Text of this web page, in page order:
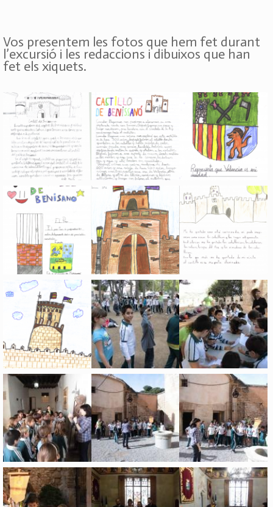
Vos presentem les fotos que hem fet durant
l’excursió i les redaccions i dibuixos que han
fet els xiquets.